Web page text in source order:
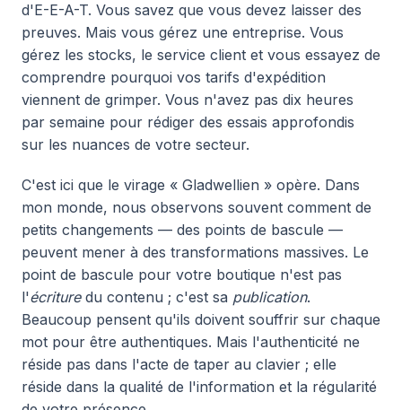
d'E-E-A-T. Vous savez que vous devez laisser des
preuves. Mais vous gérez une entreprise. Vous
gérez les stocks, le service client et vous essayez de
comprendre pourquoi vos tarifs d'expédition
viennent de grimper. Vous n'avez pas dix heures
par semaine pour rédiger des essais approfondis
sur les nuances de votre secteur.
C'est ici que le virage « Gladwellien » opère. Dans
mon monde, nous observons souvent comment de
petits changements — des points de bascule —
peuvent mener à des transformations massives. Le
point de bascule pour votre boutique n'est pas
l'écrituredu contenu ; c'est sa publication.
Beaucoup pensent qu'ils doivent souffrir sur chaque
mot pour être authentiques. Mais l'authenticité ne
réside pas dans l'acte de taper au clavier ; elle
réside dans la qualité de l'information et la régularité